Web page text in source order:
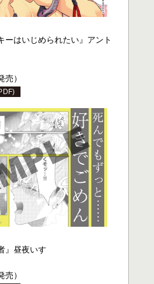
ーはいじめられたい』アント
売）
』昼夜いす
売）